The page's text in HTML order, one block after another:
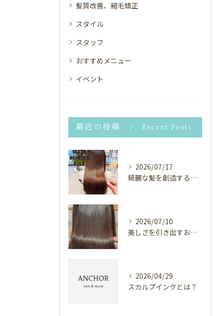
髪質改善、縮毛矯正
スタイル
スタッフ
おすすめメニュー
イベント
最近の投稿 Recent Posts
2026/07/17
綺麗な髪を創造するヘアサロン⭐︎
2026/07/10
美しさを引き出すお手伝い✨
2026/04/29
スカルプインクとは？